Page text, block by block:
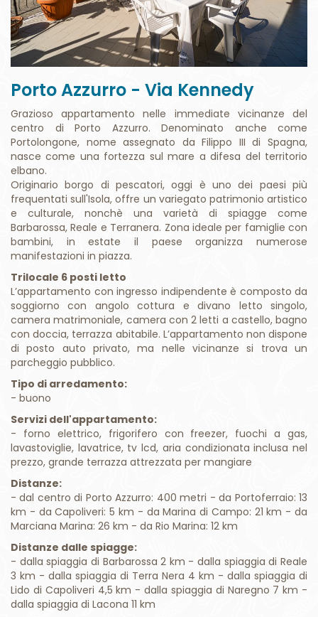
Porto Azzurro - Via Kennedy
Grazioso appartamento nelle immediate vicinanze del
centro di Porto Azzurro. Denominato anche come
Portolongone, nome assegnato da Filippo III di Spagna,
nasce come una fortezza sul mare a difesa del territorio
elbano.
Originario borgo di pescatori, oggi è uno dei paesi più
frequentati sull'Isola, offre un variegato patrimonio artistico
e culturale, nonchè una varietà di spiagge come
Barbarossa, Reale e Terranera. Zona ideale per famiglie con
bambini, in estate il paese organizza numerose
manifestazioni in piazza.
Trilocale 6 posti letto
L’appartamento con ingresso indipendente è composto da
soggiorno con angolo cottura e divano letto singolo,
camera matrimoniale, camera con 2 letti a castello, bagno
con doccia, terrazza abitabile. L’appartamento non dispone
di posto auto privato, ma nelle vicinanze si trova un
parcheggio pubblico.
Tipo di arredamento:
- buono
Servizi dell'appartamento:
- forno elettrico, frigorifero con freezer, fuochi a gas,
lavastoviglie, lavatrice, tv lcd, aria condizionata inclusa nel
prezzo, grande terrazza attrezzata per mangiare
Distanze:
- dal centro di Porto Azzurro: 400 metri - da Portoferraio: 13
km - da Capoliveri: 5 km - da Marina di Campo: 21 km - da
Marciana Marina: 26 km - da Rio Marina: 12 km
Distanze dalle spiagge:
- dalla spiaggia di Barbarossa 2 km - dalla spiaggia di Reale
3 km - dalla spiaggia di Terra Nera 4 km - dalla spiaggia di
Lido di Capoliveri 4,5 km - dalla spiaggia di Naregno 7 km -
dalla spiaggia di Lacona 11 km